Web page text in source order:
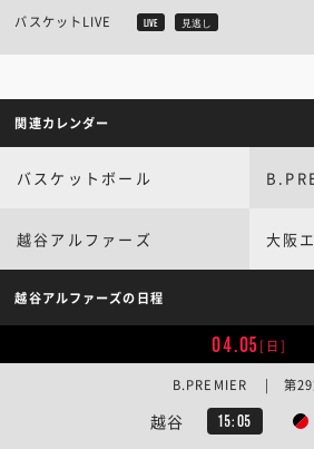
バスケットLIVE LIVE 見逃し
関連カレンダー
バスケットボール
越谷アルファーズ 大阪
越谷アルファーズの日程
04.05[日]
越谷 15:05
B.PREMIER | 第29